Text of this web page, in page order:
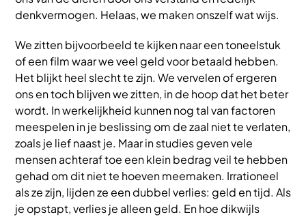
denkvermogen. Helaas, we maken onszelf wat wijs.
We zitten bijvoorbeeld te kijken naar een toneelstuk
of een film waar we veel geld voor betaald hebben.
Het blijkt heel slecht te zijn. We vervelen of ergeren
ons en toch blijven we zitten, in de hoop dat het beter
wordt. In werkelijkheid kunnen nog tal van factoren
meespelen in je beslissing om de zaal niet te verlaten,
zoals je lief naast je. Maar in studies geven vele
mensen achteraf toe een klein bedrag veil te hebben
gehad om dit niet te hoeven meemaken. Irrationeel
als ze zijn, lijden ze een dubbel verlies: geld en tijd. Als
je opstapt, verlies je alleen geld. En hoe dikwijls